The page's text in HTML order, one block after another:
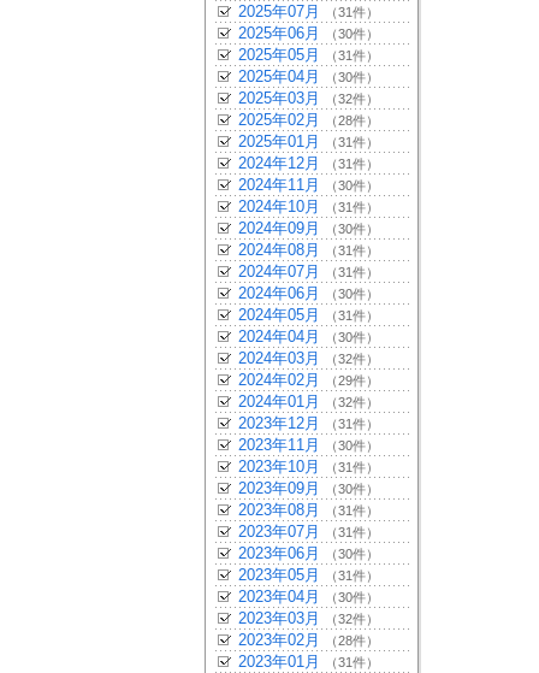
2025年07月 （31件）
2025年06月 （30件）
2025年05月 （31件）
2025年04月 （30件）
2025年03月 （32件）
2025年02月 （28件）
2025年01月 （31件）
2024年12月 （31件）
2024年11月 （30件）
2024年10月 （31件）
2024年09月 （30件）
2024年08月 （31件）
2024年07月 （31件）
2024年06月 （30件）
2024年05月 （31件）
2024年04月 （30件）
2024年03月 （32件）
2024年02月 （29件）
2024年01月 （32件）
2023年12月 （31件）
2023年11月 （30件）
2023年10月 （31件）
2023年09月 （30件）
2023年08月 （31件）
2023年07月 （31件）
2023年06月 （30件）
2023年05月 （31件）
2023年04月 （30件）
2023年03月 （32件）
2023年02月 （28件）
2023年01月 （31件）